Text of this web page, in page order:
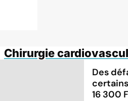
Chirurgie
Des
16 300